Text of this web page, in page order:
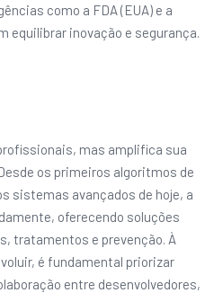
como a FDA (EUA) e a
equilibrar inovação e segurança.
mas amplifica sua
os primeiros algoritmos de
sistemas avançados de hoje, a
oferecendo soluções
tratamentos e prevenção. À
é fundamental priorizar
entre desenvolvedores,